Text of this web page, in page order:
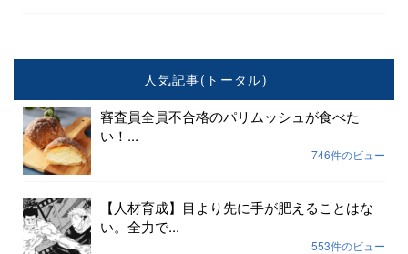
人気記事(トータル)
審査員全員不合格のパリムッシュが食べた
い！...
746件のビュー
【人材育成】目より先に手が肥えることはな
い。全力で...
553件のビュー